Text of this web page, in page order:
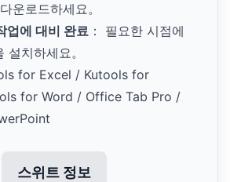
운로드하세요。
업에 대비 완료 ： 필요한 시점에
설치하세요。
for Excel / Kutools for
for Word / Office Tab Pro /
스위트 정보